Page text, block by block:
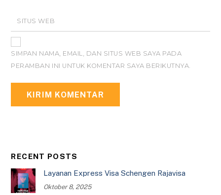
SITUS WEB
SIMPAN NAMA, EMAIL, DAN SITUS WEB SAYA PADA
PERAMBAN INI UNTUK KOMENTAR SAYA BERIKUTNYA.
RECENT POSTS
Layanan Express Visa Schengen Rajavisa
Oktober 8, 2025